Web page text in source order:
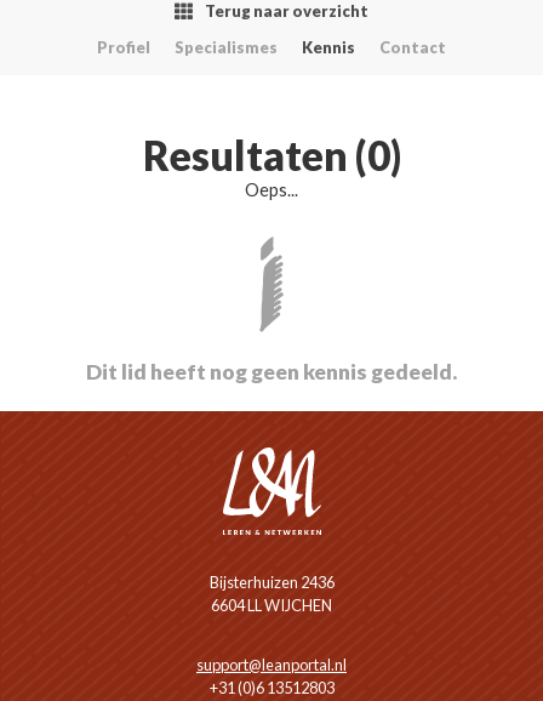
Terug naar overzicht
Profiel
Specialismes Kennis Contact
Resultaten (0)
Oeps...
Dit lid heeft nog geen kennis gedeeld.
Bijsterhuizen 2436
6604 LL WIJCHEN
support@leanportal.nl
+31 (0)6 13512803